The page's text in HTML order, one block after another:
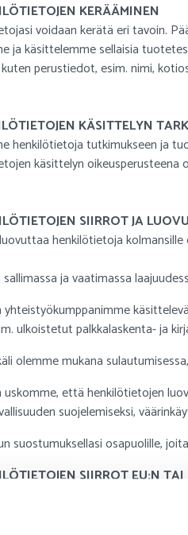
KERÄÄMINEN
voidaan kerätä eri tavoin.
ja käsittelemme sellaisia
perustiedot, esim. nimi,
KÄSITTELYN
henkilötietoja tutkimukseen ja
käsittelyn
SIIRROT JA
henkilötietoja kolmansille
sallimassa ja vaatimassa
yhteistyökumppanimme
ulkoistetut palkkalaskenta- ja
olemme mukana
uskomme, että henkilötietojen
suojelemiseksi,
suostumuksellasi osapuolille,
SIIRROT EU:N